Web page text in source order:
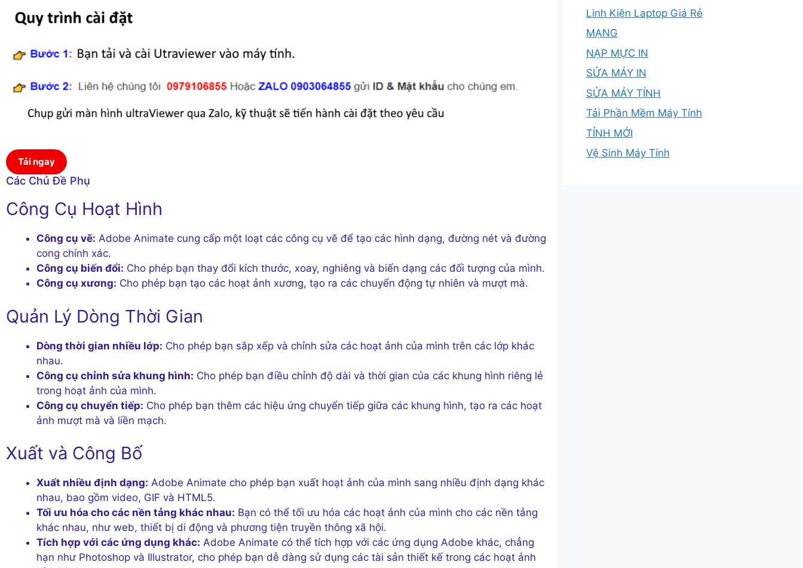
Tải ngay
Các Chủ Đề Phụ
Công Cụ Hoạt Hình
Công cụ vẽ: Adobe Animate cung cấp một loạt các công cụ vẽ để tạo các hình dạng, đường nét và đường
cong chính xác.
Công cụ biến đổi: Cho phép bạn thay đổi kích thước, xoay, nghiêng và biến dạng các đối tượng của mình.
Công cụ xương: Cho phép bạn tạo các hoạt ảnh xương, tạo ra các chuyển động tự nhiên và mượt mà.
Quản Lý Dòng Thời Gian
Dòng thời gian nhiều lớp: Cho phép bạn sắp xếp và chỉnh sửa các hoạt ảnh của mình trên các lớp khác
nhau.
Công cụ chỉnh sửa khung hình: Cho phép bạn điều chỉnh độ dài và thời gian của các khung hình riêng lẻ
trong hoạt ảnh của mình.
Công cụ chuyển tiếp: Cho phép bạn thêm các hiệu ứng chuyển tiếp giữa các khung hình, tạo ra các hoạt
ảnh mượt mà và liền mạch.
Xuất và Công Bố
Xuất nhiều định dạng: Adobe Animate cho phép bạn xuất hoạt ảnh của mình sang nhiều định dạng khác
nhau, bao gồm video, GIF và HTML5.
Tối ưu hóa cho các nền tảng khác nhau: Bạn có thể tối ưu hóa các hoạt ảnh của mình cho các nền tảng
khác nhau, như web, thiết bị di động và phương tiện truyền thông xã hội.
Tích hợp với các ứng dụng khác: Adobe Animate có thể tích hợp với các ứng dụng Adobe khác, chẳng
hạn như Photoshop và Illustrator, cho phép bạn dễ dàng sử dụng các tài sản thiết kế trong các hoạt ảnh
Linh Kiện Laptop Giá Rẻ
MẠNG
NẠP MỰC IN
SỬA MÁY IN
SỬA MÁY TÍNH
Tải Phần Mềm Máy Tính
TỈNH MỚI
Vệ Sinh Máy Tính